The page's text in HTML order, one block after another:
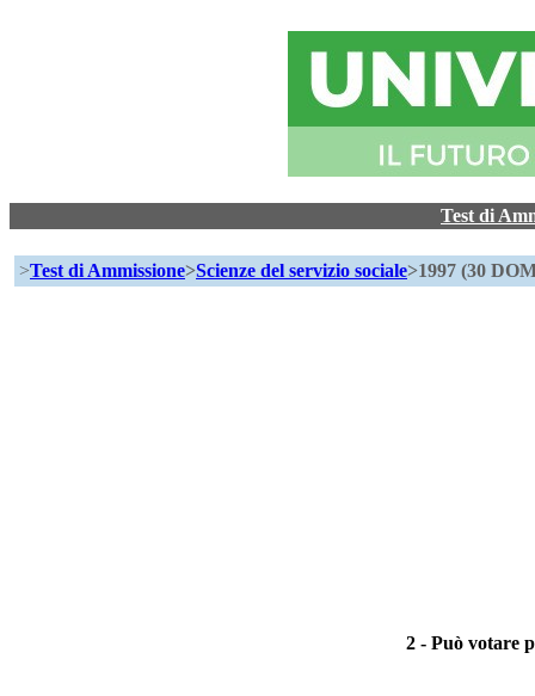
Test di
>Test di Ammissione>Scienze del servizio sociale>1997 (30
2 - Può votare